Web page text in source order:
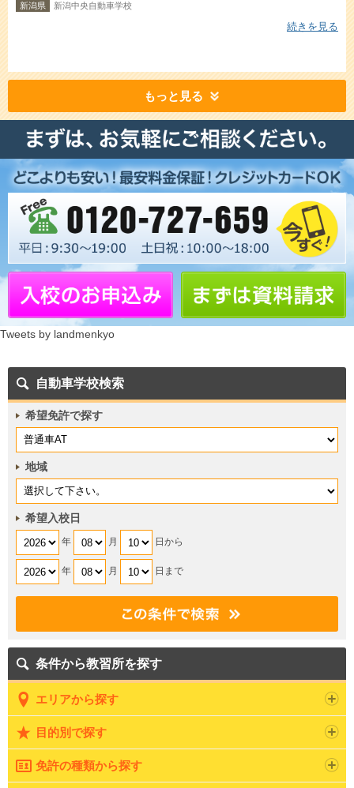
新潟県 新潟中央自動車学校
続きを見る
もっと見る
Tweets by landmenkyo
自動車学校検索
希望免許で探す
地域
希望入校日
年 月 日から
年 月 日まで
条件から教習所を探す
エリアから探す
目的別で探す
免許の種類から探す